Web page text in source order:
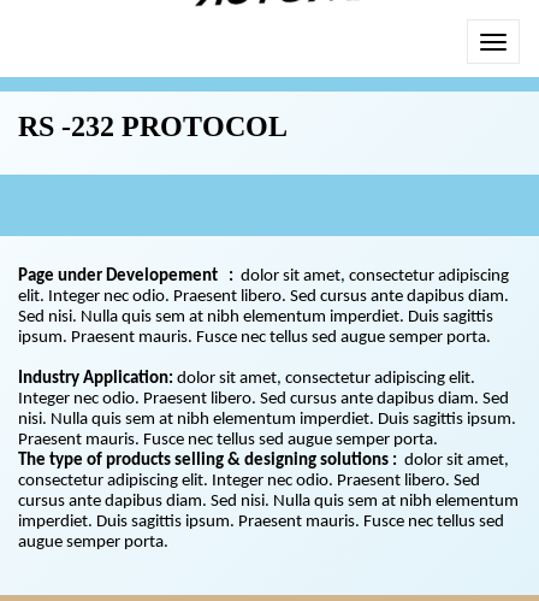
RS -232 PROTOCOL
Page under Developement : dolor sit amet, consectetur adipiscing
elit. Integer nec odio. Praesent libero. Sed cursus ante dapibus diam.
Sed nisi. Nulla quis sem at nibh elementum imperdiet. Duis sagittis
ipsum. Praesent mauris. Fusce nec tellus sed augue semper porta.
Industry Application: dolor sit amet, consectetur adipiscing elit.
Integer nec odio. Praesent libero. Sed cursus ante dapibus diam. Sed
nisi. Nulla quis sem at nibh elementum imperdiet. Duis sagittis ipsum.
Praesent mauris. Fusce nec tellus sed augue semper porta.
The type of products selling & designing solutions : dolor sit amet,
consectetur adipiscing elit. Integer nec odio. Praesent libero. Sed
cursus ante dapibus diam. Sed nisi. Nulla quis sem at nibh elementum
imperdiet. Duis sagittis ipsum. Praesent mauris. Fusce nec tellus sed
augue semper porta.